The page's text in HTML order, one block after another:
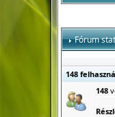
Fórum
148
148